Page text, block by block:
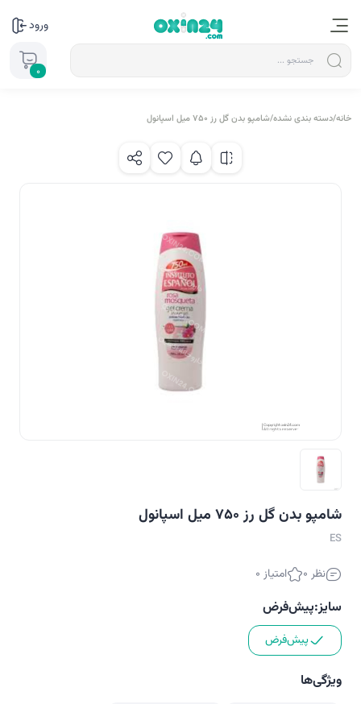
ورود
0
خانه/دسته بندی نشده/شامپو بدن گل رز ۷۵۰ میل اسپانول
شامپو بدن گل رز ۷۵۰ میل اسپانول
ES
نظر 0 امتیاز 0
سایز:پیش‌فرض
پیش‌فرض
ویژگی‌ها